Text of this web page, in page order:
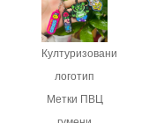
Културизовани
логотип
Метки ПВЦ